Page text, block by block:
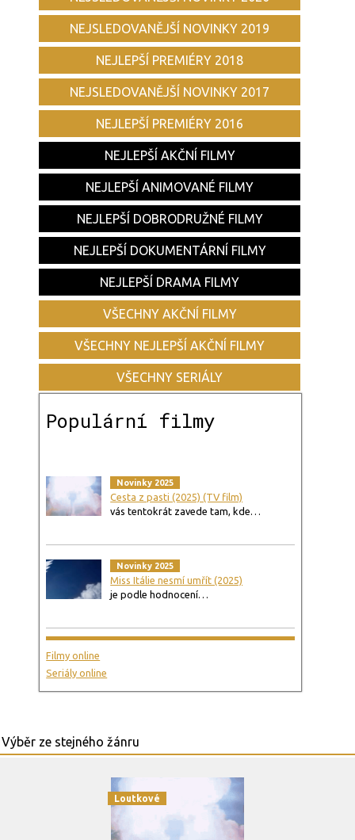
NEJSLEDOVANĚJŠÍ NOVINKY 2019
NEJLEPŠÍ PREMIÉRY 2018
NEJSLEDOVANĚJŠÍ NOVINKY 2017
NEJLEPŠÍ PREMIÉRY 2016
NEJLEPŠÍ AKČNÍ FILMY
NEJLEPŠÍ ANIMOVANÉ FILMY
NEJLEPŠÍ DOBRODRUŽNÉ FILMY
NEJLEPŠÍ DOKUMENTÁRNÍ FILMY
NEJLEPŠÍ DRAMA FILMY
VŠECHNY AKČNÍ FILMY
VŠECHNY NEJLEPŠÍ AKČNÍ FILMY
VŠECHNY SERIÁLY
Populární filmy
Novinky 2025
Cesta z pasti (2025) (TV film)
vás tentokrát zavede tam, kde…
Novinky 2025
Miss Itálie nesmí umřít (2025)
je podle hodnocení…
Filmy online
Seriály online
Loutkové